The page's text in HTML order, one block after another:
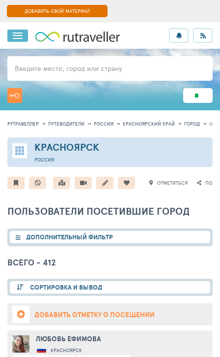
ДОБАВИТЬ СВОЙ МАТЕРИАЛ
Введите место, город или страну
РУТРАВЕЛЛЕР ПУТЕВОДИТЕЛИ РОССИЯ КРАСНОЯРСКИЙ КРАЙ ГОРОД
КРАСНОЯРСК
РОССИЯ
ОТМЕТИТЬСЯ
ПОЛЬЗОВАТЕЛИ ПОСЕТИВШИЕ ГОРОД
ДОПОЛНИТЕЛЬНЫЙ ФИЛЬТР
ВСЕГО - 412
СОРТИРОВКА И ВЫВОД
ДОБАВИТЬ ОТМЕТКУ О ПОСЕЩЕНИИ
ЛЮБОВЬ ЕФИМОВА
КРАСНОЯРСК